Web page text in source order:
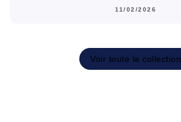
11/02/2026
Voir toute la collection